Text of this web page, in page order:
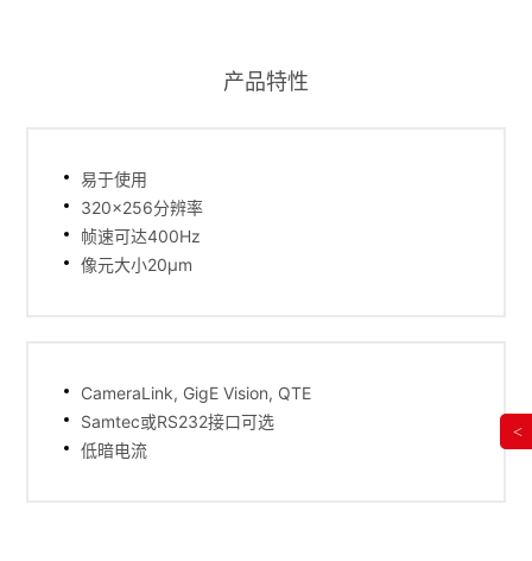
产品特性
易于使用
320×256分辨率
帧速可达400Hz
像元大小20μm
CameraLink, GigE Vision, QTE
Samtec或RS232接口可选
低暗电流
<